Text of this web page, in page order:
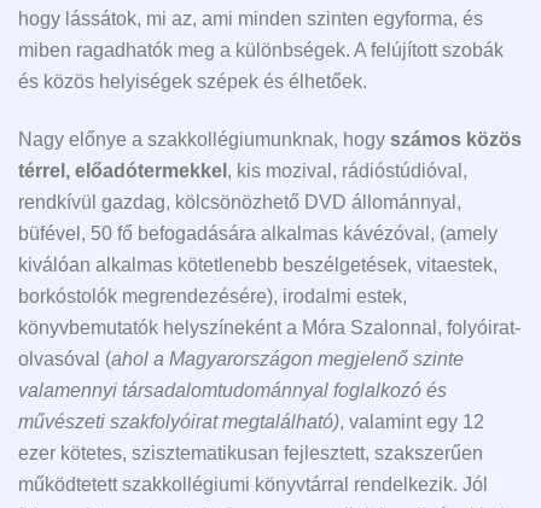
hogy lássátok, mi az, ami minden szinten egyforma, és
miben ragadhatók meg a különbségek. A felújított szobák
és közös helyiségek szépek és élhetőek.
Nagy előnye a szakkollégiumunknak, hogy számos közös
térrel, előadótermekkel , kis mozival, rádióstúdióval,
rendkívül gazdag, kölcsönözhető DVD állománnyal,
büfével, 50 fő befogadására alkalmas kávézóval, (amely
kiválóan alkalmas kötetlenebb beszélgetések, vitaestek,
borkóstolók megrendezésére), irodalmi estek,
könyvbemutatók helyszíneként a Móra Szalonnal, folyóirat-
olvasóval (ahol a Magyarországon megjelenő szinte
valamennyi társadalomtudománnyal foglalkozó és
művészeti szakfolyóirat megtalálható), valamint egy 12
ezer kötetes, szisztematikusan fejlesztett, szakszerűen
működtetett szakkollégiumi könyvtárral rendelkezik. Jól